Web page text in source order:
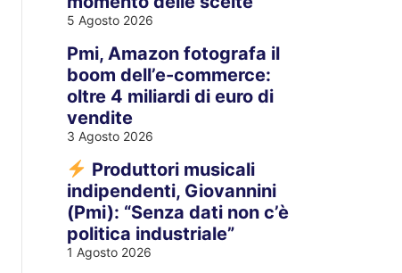
5 Agosto 2026
Pmi, Amazon fotografa il
boom dell’e-commerce:
oltre 4 miliardi di euro di
vendite
3 Agosto 2026
Produttori musicali
indipendenti, Giovannini
(Pmi): “Senza dati non c’è
politica industriale”
1 Agosto 2026